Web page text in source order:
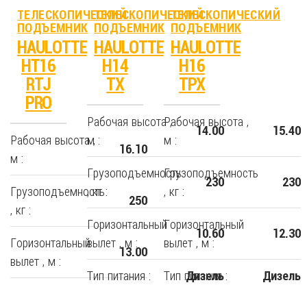
ТЕЛЕСКОПИЧЕСКИЙ
ПОДЪЕМНИК
HAULOTTE
HT16
RTJ
PRO
Рабочая высота ,
м :
16.10
Грузоподъемность
, кг :
250
Горизонтальный
вылет , м :
13.00
ТЕЛЕСКОПИЧЕСКИЙ
ПОДЪЕМНИК
HAULOTTE
H14
TX
Рабочая высота ,
м :
14.00
Грузоподъемность
, кг :
230
Горизонтальный
вылет , м :
10.60
Тип питания : Дизель
ТЕЛЕСКОПИЧЕСКИЙ
ПОДЪЕМНИК
HAULOTTE
H16
TPX
Рабочая высота ,
м :
15.40
Грузоподъемность
, кг :
230
Горизонтальный
вылет , м :
12.30
Тип питания : Дизель